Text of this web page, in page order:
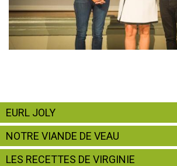
EURL JOLY
NOTRE VIANDE DE VEAU
LES RECETTES DE VIRGINIE